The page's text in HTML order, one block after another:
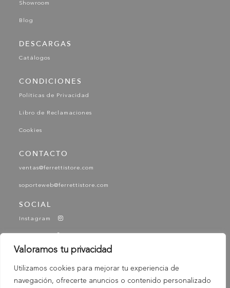
Valoramos tu privacidad
Utilizamos cookies para mejorar tu experiencia de
navegación, ofrecerte anuncios o contenido personalizado
Showroom
Blog
DESCARGAS
Catálogos
CONDICIONES
Políticas de Privacidad
Libro de Reclamaciones
Cookies
CONTACTO
ventas@ferrettistore.com
soporteweb@ferrettistore.com
SOCIAL
Instagram
YouTube
Tik Tok
-